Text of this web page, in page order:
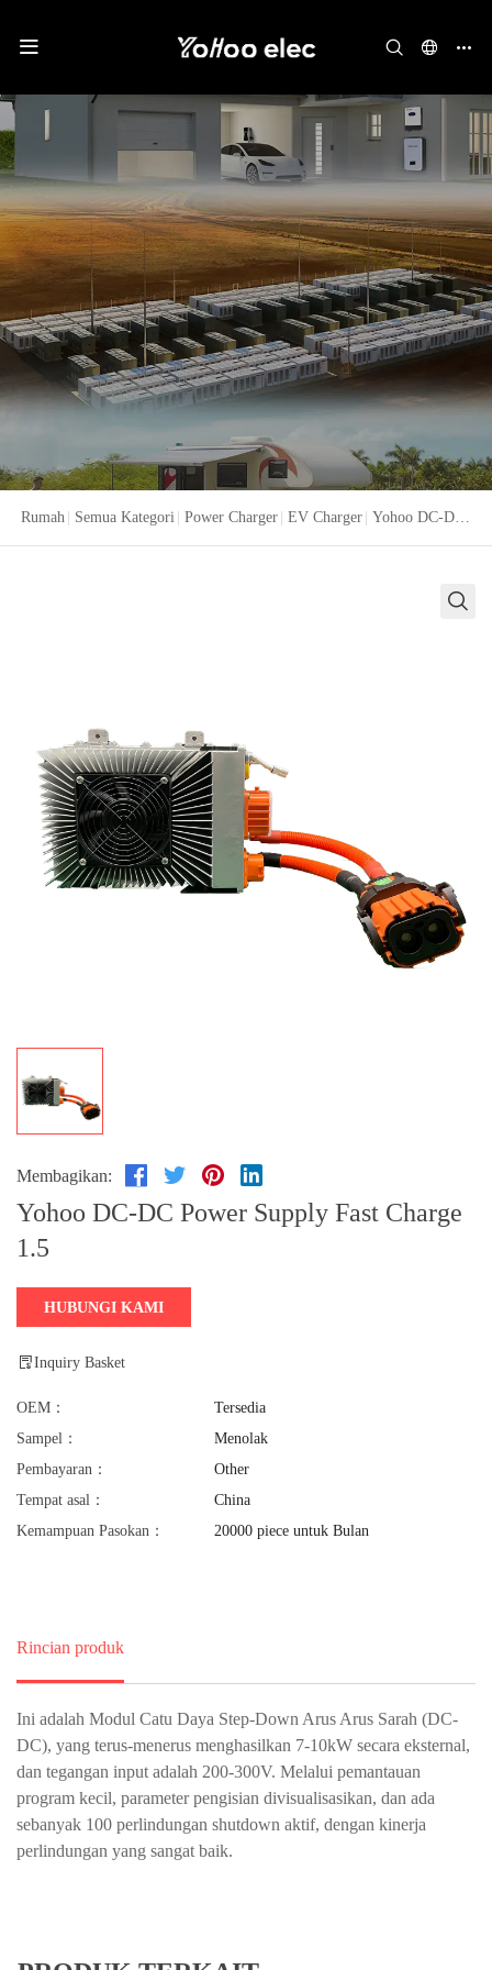
Rumah Semua Kategori Power Charger EV Charger Yohoo DC-DC Power Supply Fast Charge 1.5
Membagikan:
Yohoo DC-DC Power Supply Fast Charge
1.5
HUBUNGI KAMI
Inquiry Basket
OEM：
Tersedia
Sampel：
Menolak
Pembayaran：
Other
Tempat asal：
China
Kemampuan Pasokan：
20000 piece untuk Bulan
Rincian produk